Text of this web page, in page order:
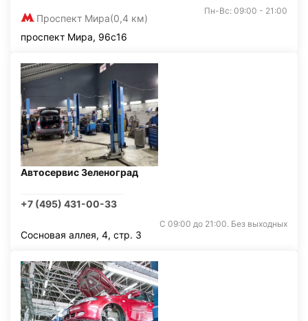
Проспект Мира(0,4 км)
Пн-Вс: 09:00 - 21:00
проспект Мира, 96с16
Автосервис Зеленоград
+7 (495) 431-00-33
С 09:00 до 21:00. Без выходных
Сосновая аллея, 4, стр. 3